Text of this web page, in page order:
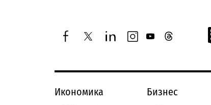
facebooktwitterlinkedininstagram
youtubethreads
Икономика Бизнес